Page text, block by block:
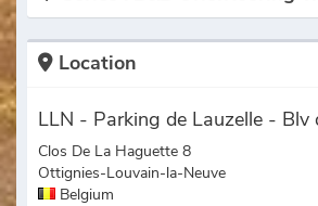
Location
LLN - Parking de Lauzelle - Blv
Clos De La Haguette 8
Ottignies-Louvain-la-Neuve
Belgium